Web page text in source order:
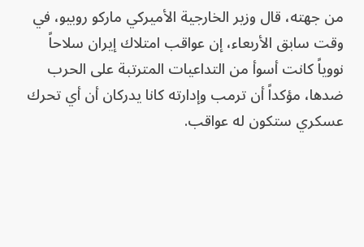
من جهته، قال وزير الخارجية الأميركي ماركو روبيو، في
وقت سابق الأربعاء، إن عواقب امتلاك إيران سلاحاً
نووياً كانت أسوأ من التداعيات المترتبة على الحرب
ضدها، مؤكداً أن ترمب وإدارته كانا يدركان أن أي تحرك
عسكري ستكون له عواقب.